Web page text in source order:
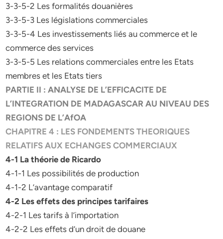
3-3-5-2 Les formalités douanières
3-3-5-3 Les législations commerciales
3-3-5-4 Les investissements liés au commerce et le
commerce des services
3-3-5-5 Les relations commerciales entre les Etats
membres et les Etats tiers
PARTIE II : ANALYSE DE L’EFFICACITE DE
L’INTEGRATION DE MADAGASCAR AU NIVEAU DES
REGIONS DE L’AfOA
CHAPITRE 4 : LES FONDEMENTS THEORIQUES
RELATIFS AUX ECHANGES COMMERCIAUX
4-1 La théorie de Ricardo
4-1-1 Les possibilités de production
4-1-2 L’avantage comparatif
4-2 Les effets des principes tarifaires
4-2-1 Les tarifs à l’importation
4-2-2 Les effets d’un droit de douane